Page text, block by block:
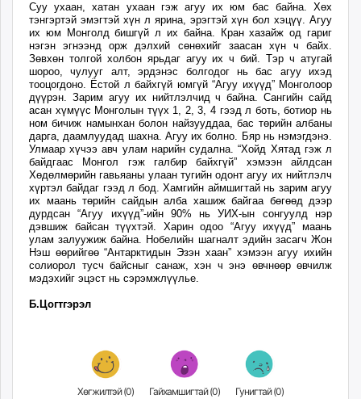
Суу ухаан, хатан ухаан гэж агуу их юм бас байна. Хөх
тэнгэртэй эмэгтэй хүн л ярина, эрэгтэй хүн бол хэцүү. Агуу
их юм Монголд бишгүй л их байна. Кран хазайж од гариг
нэгэн эгнээнд орж дэлхий сөнөхийг заасан хүн ч байх.
Зөвхөн толгой холбон ярьдаг агуу их ч бий. Тэр ч атугай
шороо, чулууг алт, эрдэнэс болгодог нь бас агуу ихэд
тооцогдоно. Ёстой л байхгүй юмгүй “Агуу ихүүд” Монголоор
дүүрэн. Зарим агуу их нийтлэлчид ч байна. Сангийн сайд
асан хүмүүс Монголын түүх 1, 2, 3, 4 гээд л боть, ботиор нь
ном бичиж намынхан болон найзууддаа, бас төрийн албаны
дарга, даамлуудад шахна. Агуу их болно. Бяр нь нэмэгдэнэ.
Улмаар хүчээ авч улам нарийн судална. “Хойд Хятад гэж л
байдгаас Монгол гэж галбир байхгүй” хэмээн айлдсан
Хөдөлмөрийн гавьяаны улаан тугийн одонт агуу их нийтлэлч
хүртэл байдаг гээд л бод. Хамгийн аймшигтай нь зарим агуу
их маань төрийн сайдын алба хашиж байгаа бөгөөд дээр
дурдсан “Агуу ихүүд”-ийн 90% нь УИХ-ын сонгуулд нэр
дэвшиж байсан түүхтэй. Харин одоо “Агуу ихүүд” маань
улам залуужиж байна. Нобелийн шагналт эдийн засагч Жон
Нэш өөрийгөө “Антарктидын Эзэн хаан” хэмээн агуу ихийн
солиорол тусч байсныг санаж, хэн ч энэ өвчнөөр өвчилж
мэдэхийг эцэст нь сэрэмжлүүлье.
Б.Цогтгэрэл
Хөгжилтэй (0) Гайхамшигтай (0) Гунигтай (0)